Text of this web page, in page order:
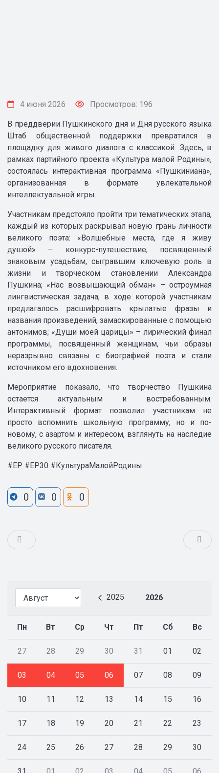
2025 2026
Пн Вт Ср Чт Пт Сб Вс
27 28 29 30 31 01 02
03 04 05 06 07 08 09
10 11 12 13 14 15 16
17 18 19 20 21 22 23
24 25 26 27 28 29 30
4 июня 2026 Просмотров: 196
В преддверии Пушкинского дня и Дня русского языка
Штаб общественной поддержки превратился в
площадку для живого диалога с классикой. Здесь, в
рамках партийного проекта «Культура малой Родины»,
состоялась интерактивная программа «Пушкиниана»,
организованная в формате увлекательной
интеллектуальной игры.
Участникам предстояло пройти три тематических этапа,
каждый из которых раскрывал новую грань личности
великого поэта: «Волшебные места, где я живу
душой» – конкурс-путешествие, посвященный
знаковым усадьбам, сыгравшим ключевую роль в
жизни и творческом становлении Александра
Пушкина; «Нас возвышающий обман» – остроумная
лингвистическая задача, в ходе которой участникам
предлагалось расшифровать крылатые фразы и
названия произведений, замаскированные с помощью
антонимов; «Души моей царицы» – лирический финал
программы, посвященный женщинам, чьи образы
неразрывно связаны с биографией поэта и стали
источником его вдохновения.
Мероприятие показало, что творчество Пушкина
остается актуальным и востребованным.
Интерактивный формат позволил участникам не
просто вспомнить школьную программу, но и по-
новому, с азартом и интересом, взглянуть на наследие
великого русского писателя.
#EP #EP30 #КультураМалойРодины
0 0 0